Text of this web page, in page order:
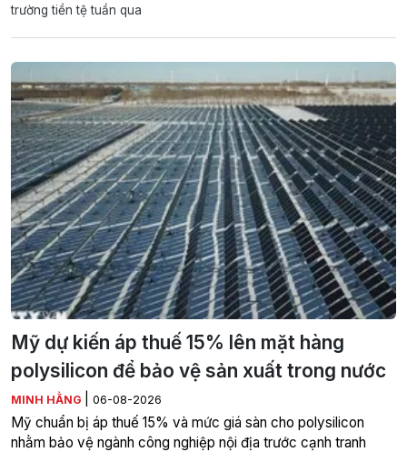
trường tiền tệ tuần qua
Mỹ dự kiến áp thuế 15% lên mặt hàng
polysilicon để bảo vệ sản xuất trong nước
MINH HẰNG 06-08-2026
Mỹ chuẩn bị áp thuế 15% và mức giá sàn cho polysilicon
nhằm bảo vệ ngành công nghiệp nội địa trước cạnh tranh